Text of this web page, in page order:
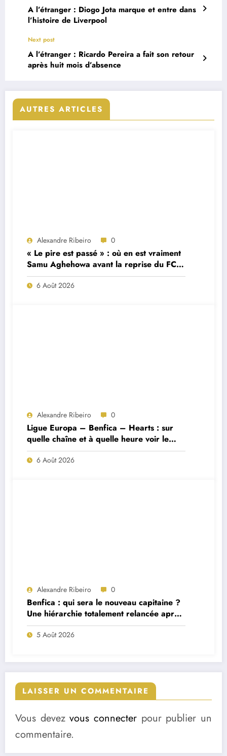
A l’étranger : Diogo Jota marque et entre dans
l’histoire de Liverpool
Next post
A l’étranger : Ricardo Pereira a fait son retour
après huit mois d’absence
AUTRES ARTICLES
Alexandre Ribeiro 0
« Le pire est passé » : où en est vraiment
Samu Aghehowa avant la reprise du FC
Porto ?
6 Août 2026
Alexandre Ribeiro 0
Ligue Europa – Benfica – Hearts : sur
quelle chaîne et à quelle heure voir le
match ?
6 Août 2026
Alexandre Ribeiro 0
Benfica : qui sera le nouveau capitaine ?
Une hiérarchie totalement relancée après
deux départs majeurs
5 Août 2026
LAISSER UN COMMENTAIRE
Vous devezvous connecter pour publier un
commentaire.